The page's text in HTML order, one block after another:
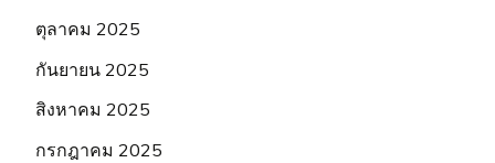
ตุลาคม 2025
กันยายน 2025
สิงหาคม 2025
กรกฎาคม 2025